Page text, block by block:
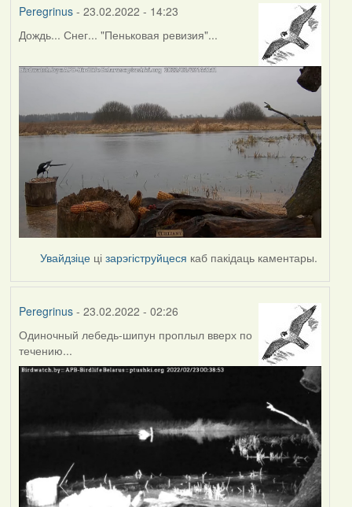
Peregrinus- 23.02.2022 - 14:23
Дождь... Снег... "Пеньковая ревизия"...
Увайдзіце цізарэгіструйцеся каб пакідаць каментары.
Peregrinus- 23.02.2022 - 02:26
Одиночный лебедь-шипун проплыл вверх по
течению...